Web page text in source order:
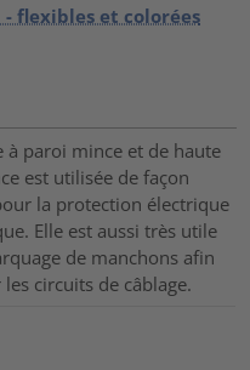
flexibles et colorées
à paroi mince et de haute
est utilisée de façon
la protection électrique
Elle est aussi très utile
de manchons afin
circuits de câblage.